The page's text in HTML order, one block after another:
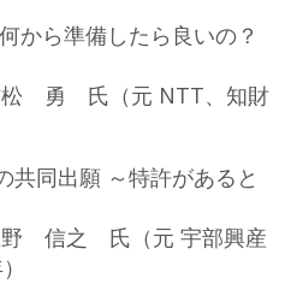
から準備したら良いの？
勇 氏（元 NTT、知財
共同出願 ～特許があると
信之 氏（元 宇部興産